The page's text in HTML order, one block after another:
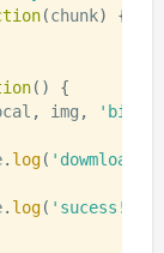
(chunk)
{
( )
{
, img ,
. log( 'dowmload
. log( 'sucess!'